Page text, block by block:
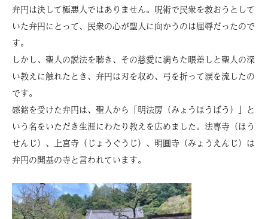
弁円は決して極悪人ではありません。呪術で民衆を救おうとして
いた弁円にとって、民衆の心が聖人に向かうのは屈辱だったので
す。
しかし、聖人の説法を聴き、その慈愛に満ちた眼差しと聖人の深
い教えに触れたとき、弁円は刃を収め、弓を折って涙を流したの
です。
感銘を受けた弁円は、聖人から「明法房（みょうほうぼう）」と
いう名をいただき生涯にわたり教えを広めました。法専寺（ほう
せんじ）、上宮寺（じょうぐうじ）、明圓寺（みょうえんじ）は
弁円の開基の寺と言われています。